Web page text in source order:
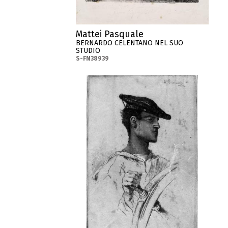
Mattei Pasquale
BERNARDO CELENTANO NEL SUO
STUDIO
S-FN38939